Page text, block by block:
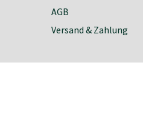
AGB
Versand & Zahlung